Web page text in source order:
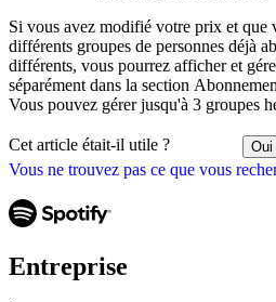
Vous ne trouvez pas ce que vous
Si vous avez modifié votre prix et que
différents groupes de personnes déjà
différents, vous pourrez afficher et
séparément dans la section
Vous pouvez gérer jusqu'à 3 groupes
Cet article était-il utile ? Oui
Entreprise